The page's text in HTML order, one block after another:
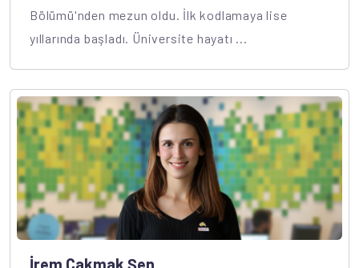
Bölümü'nden mezun oldu. İlk kodlamaya lise
yıllarında başladı. Üniversite hayatı ...
İrem Çakmak Şen